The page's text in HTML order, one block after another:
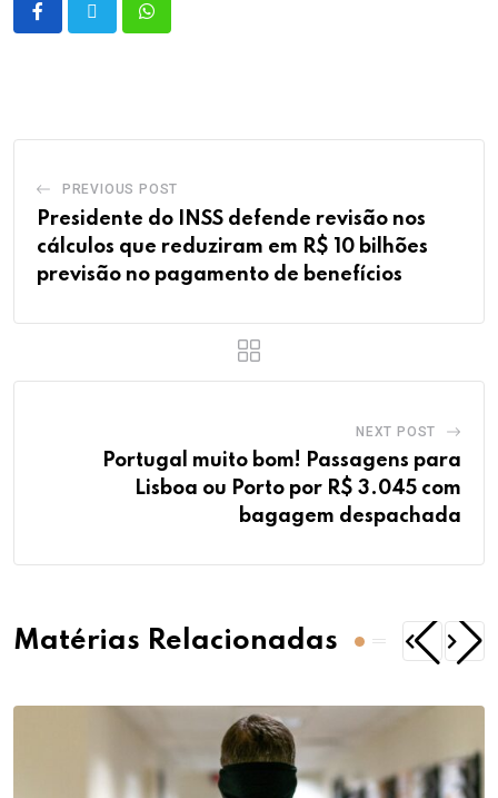
PREVIOUS POST
Presidente do INSS defende revisão nos
cálculos que reduziram em R$ 10 bilhões
previsão no pagamento de benefícios
NEXT POST
Portugal muito bom! Passagens para
Lisboa ou Porto por R$ 3.045 com
bagagem despachada
Matérias Relacionadas